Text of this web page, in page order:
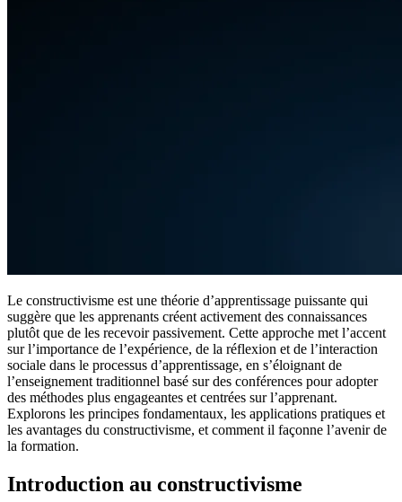
Le constructivisme est une théorie d’apprentissage puissante qui
suggère que les apprenants créent activement des connaissances
plutôt que de les recevoir passivement. Cette approche met l’accent
sur l’importance de l’expérience, de la réflexion et de l’interaction
sociale dans le processus d’apprentissage, en s’éloignant de
l’enseignement traditionnel basé sur des conférences pour adopter
des méthodes plus engageantes et centrées sur l’apprenant.
Explorons les principes fondamentaux, les applications pratiques et
les avantages du constructivisme, et comment il façonne l’avenir de
la formation.
Introduction au constructivisme